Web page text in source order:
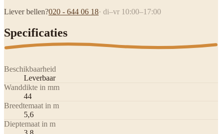
Liever bellen?020 - 644 06 18· di–vr 10:00–17:00
Specificaties
Beschikbaarheid
Leverbaar
Wanddikte in mm
44
Breedtemaat in m
5,6
Dieptemaat in m